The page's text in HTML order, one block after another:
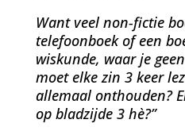
Want veel non-fictie
telefoonboek of een
wiskunde, waar je
moet elke zin 3 keer
allemaal onthouden?
op bladzijde 3 hè?”